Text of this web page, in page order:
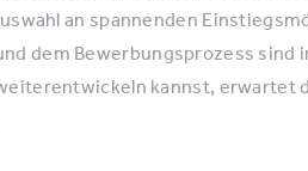
an spannenden
dem Bewerbungsprozess sind
kannst, erwartet